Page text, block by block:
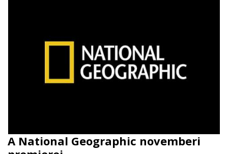
A National Geographic novemberi